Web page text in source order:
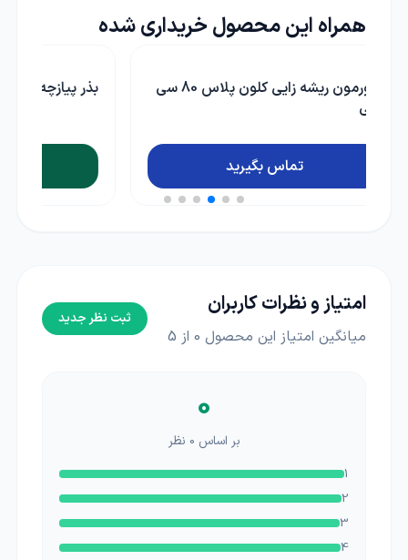
همراه این محصول خریداری شده
بذر پیازچه خانگی
ناموجود
تبر کوچک
امتیاز و نظرات کاربران
میانگین امتیاز این محصول 0 از 5
ثبت نظر جدید
0
بر اساس 0 نظر
1
2
3
4